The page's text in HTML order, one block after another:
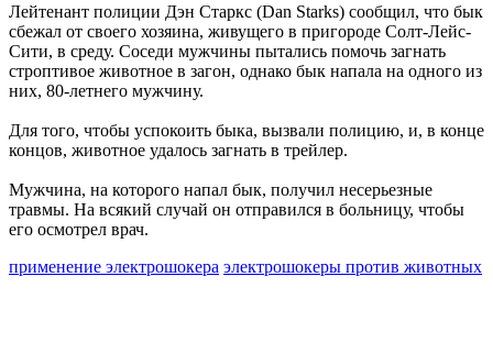
Лейтенант полиции Дэн Старкс (Dan Starks) сообщил, что бык
сбежал от своего хозяина, живущего в пригороде Солт-Лейс-
Сити, в среду. Соседи мужчины пытались помочь загнать
строптивое животное в загон, однако бык напала на одного из
них, 80-летнего мужчину.
Для того, чтобы успокоить быка, вызвали полицию, и, в конце
концов, животное удалось загнать в трейлер.
Мужчина, на которого напал бык, получил несерьезные
травмы. На всякий случай он отправился в больницу, чтобы
его осмотрел врач.
применение электрошокера электрошокеры против животных